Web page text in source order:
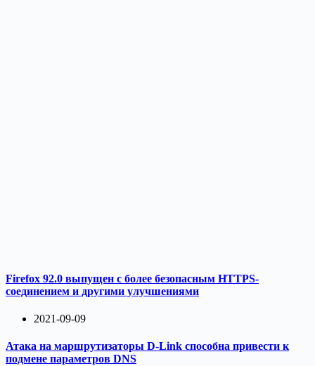
Firefox 92.0 выпущен с более безопасным HTTPS-
соединением и другими улучшениями
2021-09-09
Атака на маршрутизаторы D-Link способна привести к
подмене параметров DNS